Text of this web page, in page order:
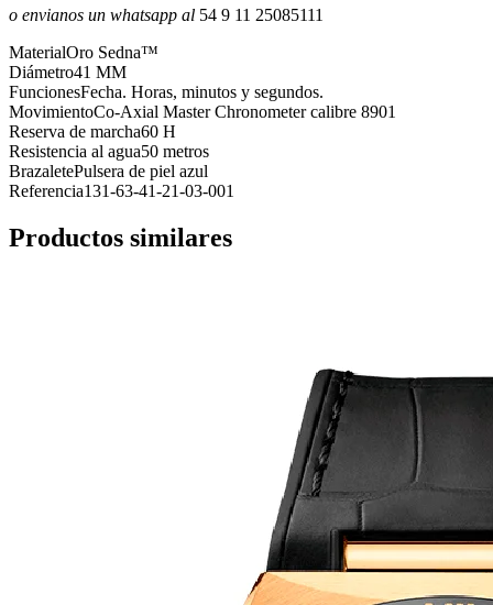
o envianos un whatsapp al 54 9 11 25085111
MaterialOro Sedna™
Diámetro41 MM
FuncionesFecha. Horas, minutos y segundos.
MovimientoCo-Axial Master Chronometer calibre 8901
Reserva de marcha60 H
Resistencia al agua50 metros
BrazaletePulsera de piel azul
Referencia131-63-41-21-03-001
Productos similares